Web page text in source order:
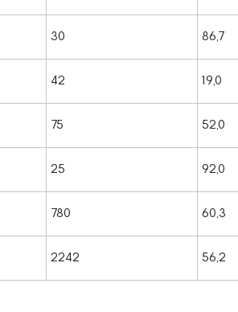
30 86,7
42 19,0
75 52,0
25 92,0
780 60,3
2242 56,2